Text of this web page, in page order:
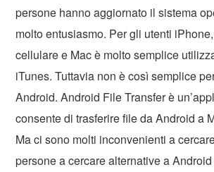
persone hanno aggiornato il sistema
molto entusiasmo. Per gli utenti
cellulare e Mac è molto semplice
iTunes. Tuttavia non è così semplice
Android. Android File Transfer è
consente di trasferire file da Android a
Ma ci sono molti inconvenienti a
persone a cercare alternative a